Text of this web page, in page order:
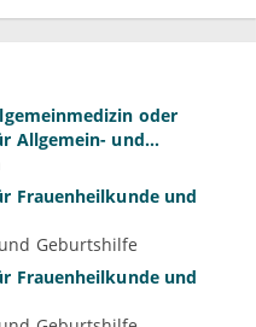
oder
Allgemein- und
Psychiatrie und
Medizin
Frauenheilkunde und
Geburtshilfe
Frauenheilkunde und